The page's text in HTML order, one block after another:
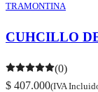
TRAMONTINA
CUHCILLO
(0)
$ 407.000(IVA